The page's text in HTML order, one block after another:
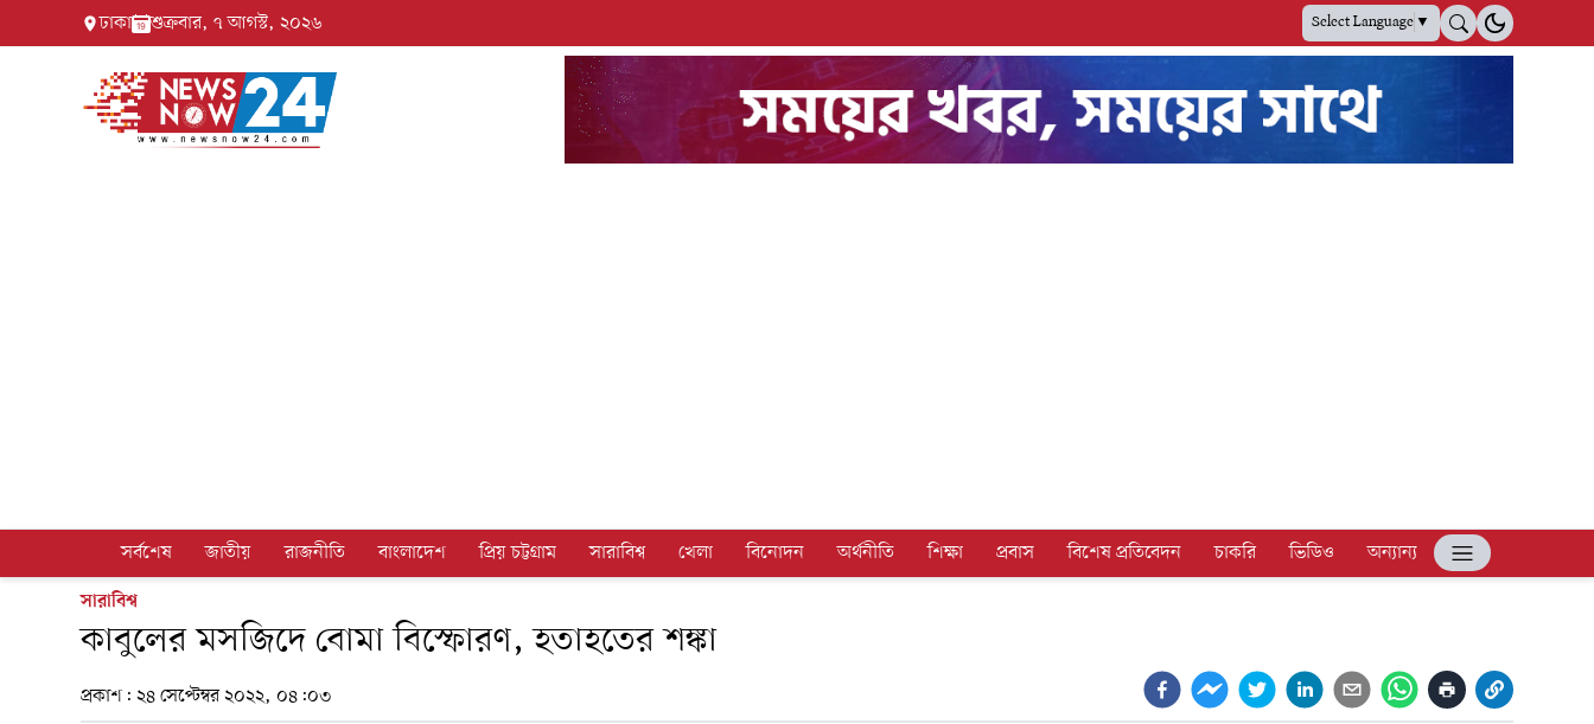
ঢাকা শুক্রবার, ৭ আগস্ট, ২০২৬ Select Language▼
সর্বশেষ জাতীয় রাজনীতি বাংলাদেশ প্রিয় চট্টগ্রাম সারাবিশ্ব খেলা বিনোদন অর্থনীতি শিক্ষা প্রবাস বিশেষ প্রতিবেদন চাকরি ভিডিও
অন্যান্য
সারাবিশ্ব
কাবুলের মসজিদে বোমা বিস্ফোরণ, হতাহতের শঙ্কা
প্রকাশ: ২৪ সেপ্টেম্বর ২০২২, ০৪:০৩